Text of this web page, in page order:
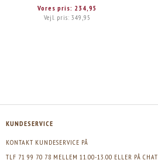
Vores pris: 234,95
Vejl. pris:349,95
KUNDESERVICE
KONTAKT KUNDESERVICE PÅ
TLF 71 99 70 78 MELLEM 11.00-13.00 ELLER PÅ CHAT